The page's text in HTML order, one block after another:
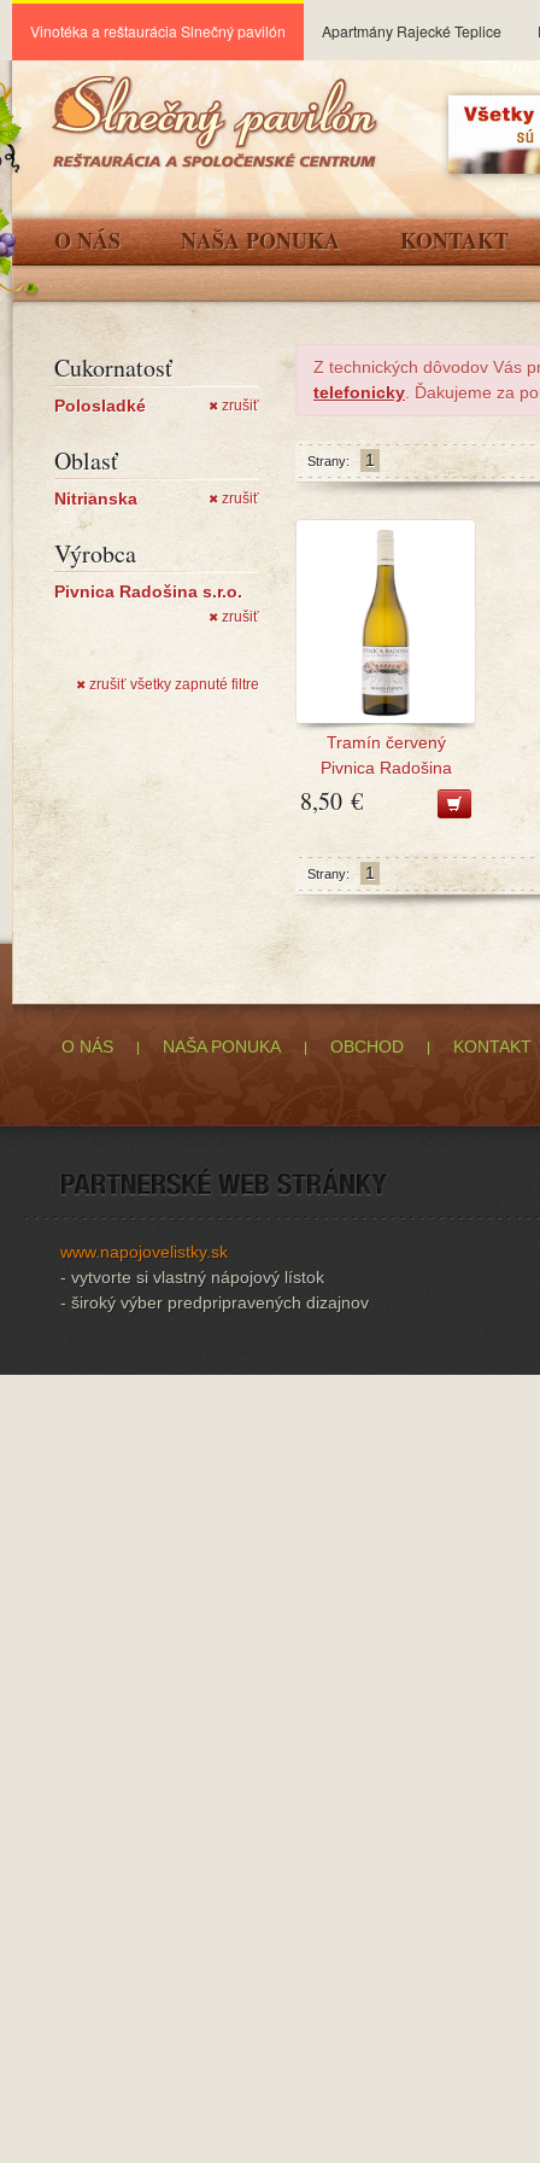
Vinotéka a reštaurácia Slnečný pavilón Apartmány Rajecké Teplice
O NÁS NAŠA PONUKA KONTAKT
Cukornatosť
Polosladké ✖ zrušiť
Oblasť
Nitrianska ✖ zrušiť
Výrobca
Pivnica Radošina s.r.o.
✖ zrušiť
✖ zrušiť všetky zapnuté filtre
Z technických dôvodov Vás
telefonicky . Ďakujeme za
Strany: 1
Tramín červený
Pivnica Radošina
8,50 €
Strany: 1
O NÁS NAŠA PONUKA OBCHOD KONTAKT
www.napojovelistky.sk
- vytvorte si vlastný nápojový lístok
- široký výber predpripravených dizajnov